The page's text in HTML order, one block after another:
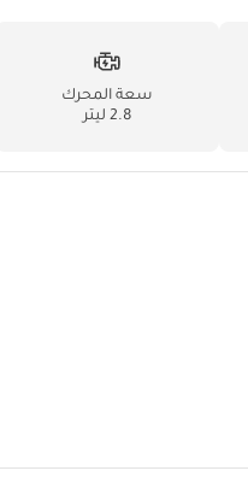
سعة المحرك
2.8 ليتر